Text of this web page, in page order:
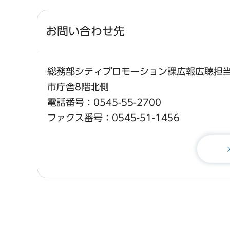
お問い合わせ先
総務部シティプロモーション課広報広聴担
市庁舎8階北側
電話番号：0545-55-2700
ファクス番号：0545-51-1456